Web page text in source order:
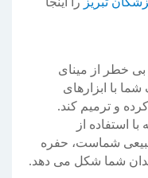
خطر از مینای
با ابزارهای
و ترمیم کند.
استفاده از
شماست، حفره
دندان شما شکل می دهد.